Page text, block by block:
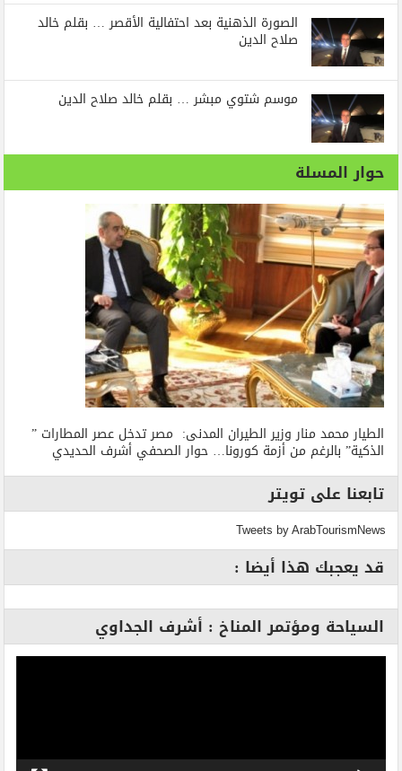
الصورة الذهنية بعد احتفالية الأقصر … بقلم خالد
صلاح الدين
موسم شتوي مبشر … بقلم خالد صلاح الدين
حوار المسلة
الطيار محمد منار وزير الطيران المدنى: مصر تدخل عصر المطارات ”
الذكية” بالرغم من أزمة كورونا… حوار الصحفي أشرف الحديدي
تابعنا على تويتر
Tweets by ArabTourismNews
قد يعجبك هذا أيضا :
السياحة ومؤتمر المناخ : أشرف الجداوي